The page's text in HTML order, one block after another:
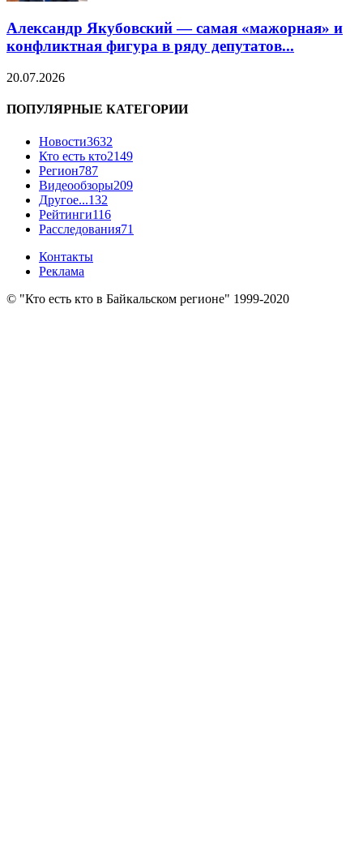
Александр Якубовский — самая «мажорная» и
конфликтная фигура в ряду депутатов...
20.07.2026
ПОПУЛЯРНЫЕ КАТЕГОРИИ
Новости3632
Кто есть кто2149
Регион787
Видеообзоры209
Другое...132
Рейтинги116
Расследования71
Контакты
Реклама
© "Кто есть кто в Байкальском регионе" 1999-2020